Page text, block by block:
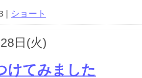
| ショート
日(火)
けてみました